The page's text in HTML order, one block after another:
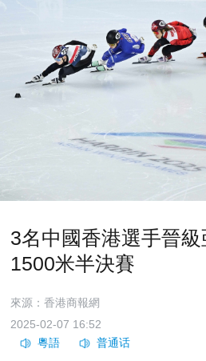
3名中國香港選手晉
1500米半決賽
來源：香港商報網
2025-02-07 16:52